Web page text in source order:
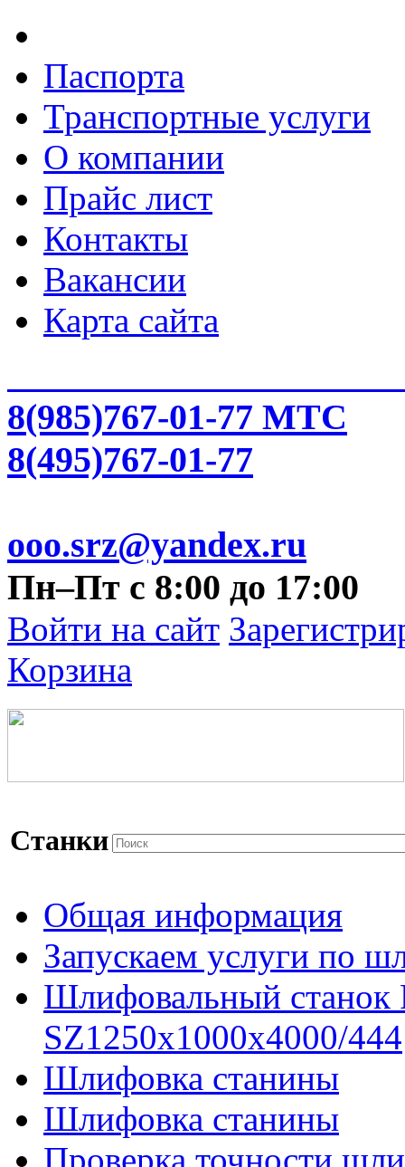
Паспорта
Транспортные услуги
О компании
Прайс лист
Контакты
Вакансии
Карта сайта
8(985)767-01-77 МТС
8(495)767-01-77
ooo.srz@yandex.ru
Пн–Пт с 8:00 до 17:00
Войти на сайт
Корзина
Станки
Общая информация
Запускаем услуги по
Шлифовальный
SZ1250x1000x4000/444
Шлифовка станины
Шлифовка станины
Проверка точности